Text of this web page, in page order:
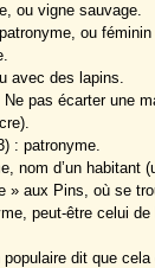
ou vigne sauvage.
ou féminin
avec des lapins.
pas écarter une
: patronyme.
nom d’un habitant
» aux Pins, où se
peut-être celui
dit que cela